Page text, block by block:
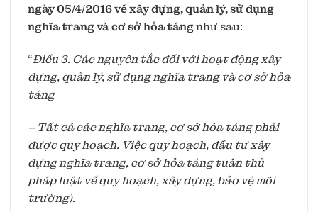
ngày 05/4/2016 về xây dựng, quản lý, sử dụng
nghĩa trang và cơ sở hỏa tángnhư sau:
“Điều 3. Các nguyên tắc đối với hoạt động xây
dựng, quản lý, sử dụng nghĩa trang và cơ sở hỏa
táng
– Tất cả các nghĩa trang, cơ sở hỏa táng phải
được quy hoạch. Việc quy hoạch, đầu tư xây
dựng nghĩa trang, cơ sở hỏa táng tuân thủ
pháp luật về quy hoạch, xây dựng, bảo vệ môi
trường).